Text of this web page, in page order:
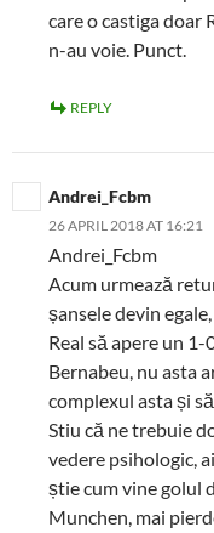
care o castiga doar
n-au voie. Punct.
REPLY
Andrei_Fcbm
26 APRIL 2018 AT 16:21
Andrei_Fcbm
Acum urmează
șansele devin
Real să apere un
Bernabeu, nu asta
complexul asta și
Stiu că ne trebuie
vedere psihologic,
știe cum vine golul
Munchen, mai